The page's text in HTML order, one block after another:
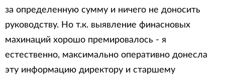
за определенную сумму и ничего не доносить
руководству. Но т.к. выявление финасновых
махинаций хорошо премировалось - я
естественно, максимально оперативно донесла
эту информацию директору и старшему